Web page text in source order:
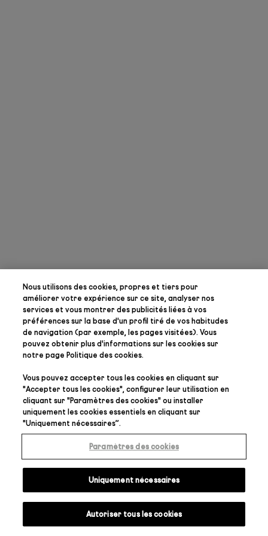
Nous utilisons des cookies, propres et tiers pour
améliorer votre expérience sur ce site, analyser nos
services et vous montrer des publicités liées à vos
préférencessur la base d'un profil tiré de vos habitudes
de navigation (par exemple, les pages visitées). Vous
pouvez obtenir plus d'informations sur les cookies sur
notre pagePolitique des cookies.
Vous pouvez accepter tous les cookies en cliquant sur
"Accepter tous les cookies", configurer leur utilisation en
cliquant sur "Paramètres des cookies" ou installer
uniquement les cookies essentiels en cliquant sur
"Uniquement nécessaires”.
Paramètres des cookies
Uniquement nécessaires
Autoriser tous les cookies